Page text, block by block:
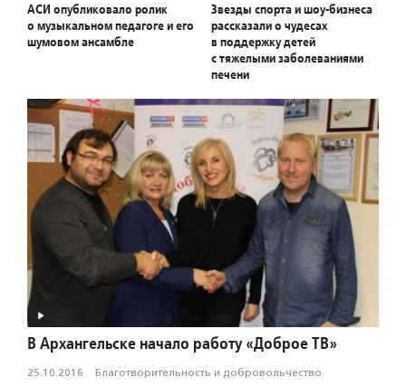
АСИ опубликовало ролик
о музыкальном педагоге и его
шумовом ансамбле
Звезды спорта и шоу-бизнеса
рассказали о чудесах
в поддержку детей
с тяжелыми заболеваниями
печени
В Архангельске начало работу «Доброе ТВ»
25.10.2016 · Благотвори­тель­ность и доброволь­чест­во